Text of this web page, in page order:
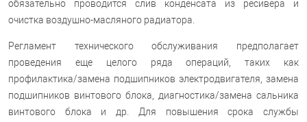
обязательно проводится слив конденсата из ресивера и
очистка воздушно-масляного радиатора.
Регламент технического обслуживания предполагает
проведения еще целого ряда операций, таких как
профилактика/замена подшипников электродвигателя, замена
подшипников винтового блока, диагностика/замена сальника
винтового блока и др. Для повышения срока службы